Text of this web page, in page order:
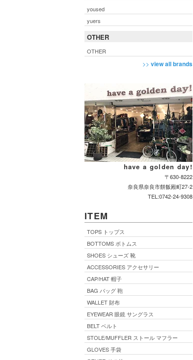
yoused
yuers
OTHER
OTHER
>> view all brands
have a golden day!
〒630-8222
奈良県奈良市餅飯殿町27-2
TEL:0742-24-9308
ITEM
TOPS トップス
BOTTOMS ボトムス
SHOES シューズ 靴
ACCESSORIES アクセサリー
CAP/HAT 帽子
BAG バッグ 鞄
WALLET 財布
EYEWEAR 眼鏡 サングラス
BELT ベルト
STOLE/MUFFLER ストール マフラー
GLOVES 手袋